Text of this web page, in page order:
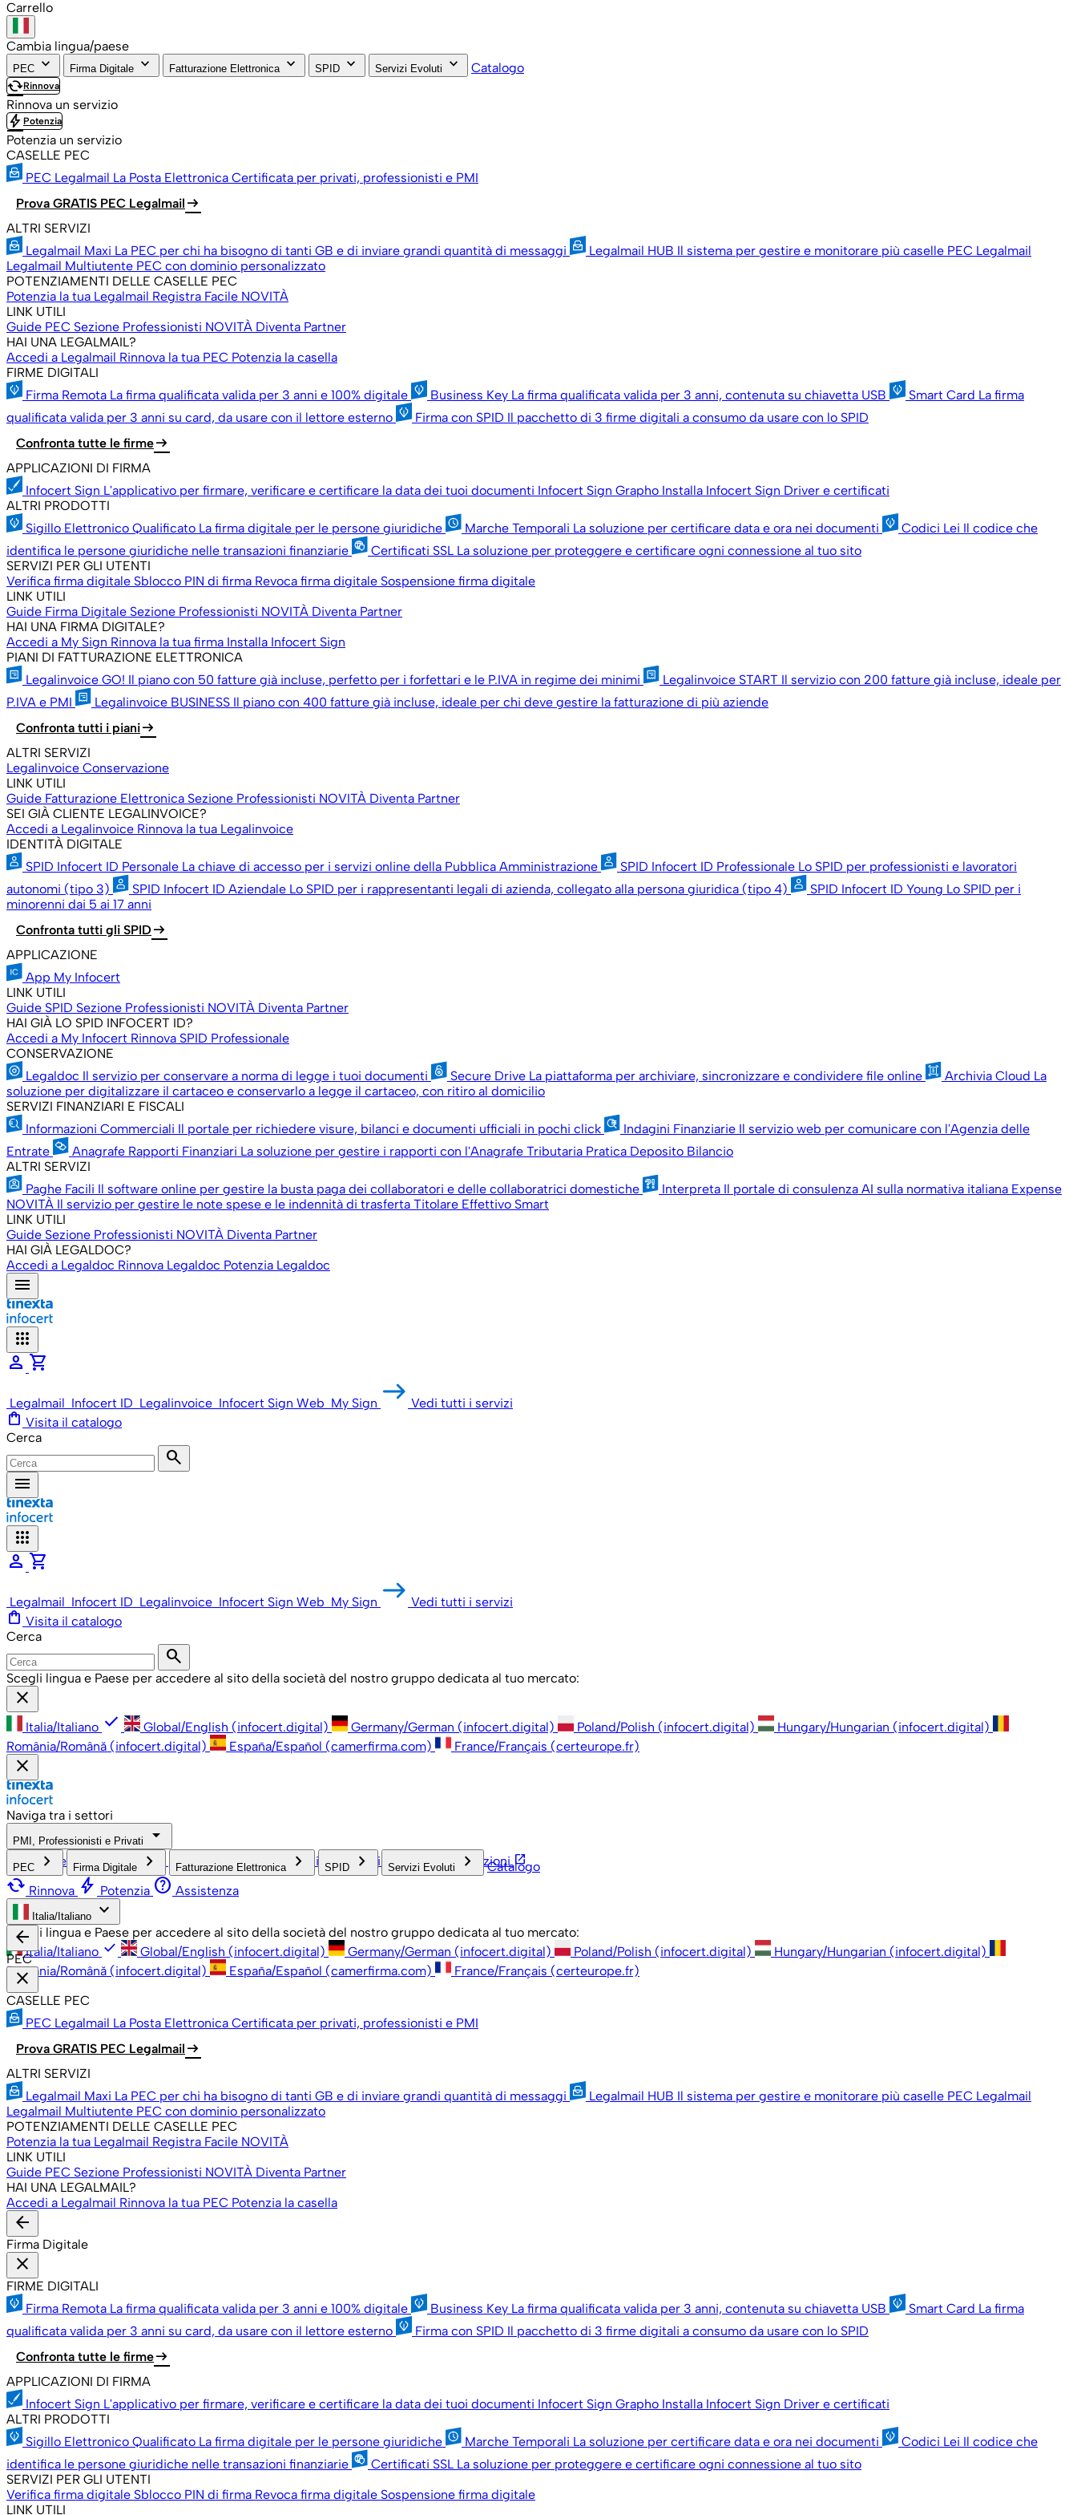
Carrello
Cambia lingua/paese
PEC keyboard_arrow_down Firma Digitale keyboard_arrow_down Fatturazione Elettronica keyboard_arrow_down SPID keyboard_arrow_down Servizi Evoluti keyboard_arrow_down Catalogo
cachedRinnova
Rinnova un servizio
bolt Potenzia
Potenzia un servizio
CASELLE PEC
PEC Legalmail La Posta Elettronica Certificata per privati, professionisti e PMI
Prova GRATIS PEC Legalmail arrow_right_alt
ALTRI SERVIZI
Legalmail Maxi La PEC per chi ha bisogno di tanti GB e di inviare grandi quantità di messaggi Legalmail HUB Il sistema per gestire e monitorare più caselle PEC Legalmail
Legalmail Multiutente PEC con dominio personalizzato
POTENZIAMENTI DELLE CASELLE PEC
Potenzia la tua Legalmail Registra Facile NOVITÀ
LINK UTILI
Guide PEC Sezione Professionisti NOVITÀ Diventa Partner
HAI UNA LEGALMAIL?
Accedi a Legalmail Rinnova la tua PEC Potenzia la casella
FIRME DIGITALI
Firma Remota La firma qualificata valida per 3 anni e 100% digitale Business Key La firma qualificata valida per 3 anni, contenuta su chiavetta USB Smart Card La firma
qualificata valida per 3 anni su card, da usare con il lettore esterno
Firma con SPID Il pacchetto di 3 firme digitali a consumo da usare con lo SPID
Confronta tutte le firmearrow_right_alt
APPLICAZIONI DI FIRMA
Infocert Sign L'applicativo per firmare, verificare e certificare la data dei tuoi documenti Infocert Sign Grapho Installa Infocert Sign Driver e certificati
ALTRI PRODOTTI
Sigillo Elettronico Qualificato La firma digitale per le persone giuridiche Marche Temporali La soluzione per certificare data e ora nei documenti Codici Lei Il codice che
identifica le persone giuridiche nelle transazioni finanziarie
Certificati SSL La soluzione per proteggere e certificare ogni connessione al tuo sito
SERVIZI PER GLI UTENTI
Verifica firma digitale Sblocco PIN di firma Revoca firma digitale Sospensione firma digitale
LINK UTILI
Guide Firma Digitale Sezione Professionisti NOVITÀ Diventa Partner
HAI UNA FIRMA DIGITALE?
Accedi a My Sign Rinnova la tua firma Installa Infocert Sign
PIANI DI FATTURAZIONE ELETTRONICA
Legalinvoice GO! Il piano con 50 fatture già incluse, perfetto per i forfettari e le P.IVA in regime dei minimi Legalinvoice START Il servizio con 200 fatture già incluse, ideale per
P.IVA e PMI
Legalinvoice BUSINESS Il piano con 400 fatture già incluse, ideale per chi deve gestire la fatturazione di più aziende
Confronta tutti i pianiarrow_right_alt
ALTRI SERVIZI
Legalinvoice Conservazione
LINK UTILI
Guide Fatturazione Elettronica Sezione Professionisti NOVITÀ Diventa Partner
SEI GIÀ CLIENTE LEGALINVOICE?
Accedi a Legalinvoice Rinnova la tua Legalinvoice
IDENTITÀ DIGITALE
SPID Infocert ID Personale La chiave di accesso per i servizi online della Pubblica Amministrazione SPID Infocert ID Professionale Lo SPID per professionisti e lavoratori
autonomi (tipo 3)
SPID Infocert ID Aziendale Lo SPID per i rappresentanti legali di azienda, collegato alla persona giuridica (tipo 4) SPID Infocert ID Young Lo SPID per i
minorenni dai 5 ai 17 anni
Confronta tutti gli SPID arrow_right_alt
APPLICAZIONE
App My Infocert
LINK UTILI
Guide SPID Sezione Professionisti NOVITÀ Diventa Partner
HAI GIÀ LO SPID INFOCERT ID?
Accedi a My Infocert Rinnova SPID Professionale
CONSERVAZIONE
Legaldoc Il servizio per conservare a norma di legge i tuoi documenti Secure Drive La piattaforma per archiviare, sincronizzare e condividere file online Archivia Cloud La
soluzione per digitalizzare il cartaceo e conservarlo a legge il cartaceo, con ritiro al domicilio
SERVIZI FINANZIARI E FISCALI
Informazioni Commerciali Il portale per richiedere visure, bilanci e documenti ufficiali in pochi click Indagini Finanziarie Il servizio web per comunicare con l'Agenzia delle
Entrate
Anagrafe Rapporti Finanziari La soluzione per gestire i rapporti con l'Anagrafe Tributaria Pratica Deposito Bilancio
ALTRI SERVIZI
Paghe Facili Il software online per gestire la busta paga dei collaboratori e delle collaboratrici domestiche Interpreta Il portale di consulenza AI sulla normativa italiana Expense
NOVITÀ Il servizio per gestire le note spese e le indennità di trasferta Titolare Effettivo Smart
LINK UTILI
Guide Sezione Professionisti NOVITÀ Diventa Partner
HAI GIÀ LEGALDOC?
Accedi a Legaldoc Rinnova Legaldoc Potenzia Legaldoc
menu
apps
person shopping_cart
Legalmail Infocert ID Legalinvoice Infocert Sign Web My Sign Vedi tutti i servizi
shopping_bag Visita il catalogo
Cerca
search
menu
apps
person shopping_cart
Legalmail Infocert ID Legalinvoice Infocert Sign Web My Sign Vedi tutti i servizi
shopping_bag Visita il catalogo
Cerca
search
Scegli lingua e Paese per accedere al sito della società del nostro gruppo dedicata al tuo mercato:
close
Italia/Italiano check Global/English (infocert.digital) Germany/German (infocert.digital) Poland/Polish (infocert.digital)
Hungary/Hungarian (infocert.digital)
România/Română (infocert.digital)
España/Español (camerfirma.com) France/Français (certeurope.fr)
close
Naviga tra i settori
PMI, Professionisti e Privati arrow_drop_down
PMI, Professionisti e Privati check Grandi Aziende Pubblica Amministrazione Associazioni open_in_new
PEC keyboard_arrow_right Firma Digitale keyboard_arrow_right Fatturazione Elettronica keyboard_arrow_right SPID keyboard_arrow_right Servizi Evoluti keyboard_arrow_right Catalogo
cached Rinnova bolt Potenzia help Assistenza
Italia/Italiano keyboard_arrow_down
Scegli lingua e Paese per accedere al sito della società del nostro gruppo dedicata al tuo mercato:
Italia/Italiano check Global/English (infocert.digital) Germany/German (infocert.digital) Poland/Polish (infocert.digital)
Hungary/Hungarian (infocert.digital)
România/Română (infocert.digital)
España/Español (camerfirma.com) France/Français (certeurope.fr)
arrow_back
PEC
close
CASELLE PEC
PEC Legalmail La Posta Elettronica Certificata per privati, professionisti e PMI
Prova GRATIS PEC Legalmail arrow_right_alt
ALTRI SERVIZI
Legalmail Maxi La PEC per chi ha bisogno di tanti GB e di inviare grandi quantità di messaggi Legalmail HUB Il sistema per gestire e monitorare più caselle PEC Legalmail
Legalmail Multiutente PEC con dominio personalizzato
POTENZIAMENTI DELLE CASELLE PEC
Potenzia la tua Legalmail Registra Facile NOVITÀ
LINK UTILI
Guide PEC Sezione Professionisti NOVITÀ Diventa Partner
HAI UNA LEGALMAIL?
Accedi a Legalmail Rinnova la tua PEC Potenzia la casella
arrow_back
Firma Digitale
close
FIRME DIGITALI
Firma Remota La firma qualificata valida per 3 anni e 100% digitale Business Key La firma qualificata valida per 3 anni, contenuta su chiavetta USB Smart Card La firma
qualificata valida per 3 anni su card, da usare con il lettore esterno
Firma con SPID Il pacchetto di 3 firme digitali a consumo da usare con lo SPID
Confronta tutte le firmearrow_right_alt
APPLICAZIONI DI FIRMA
Infocert Sign L'applicativo per firmare, verificare e certificare la data dei tuoi documenti Infocert Sign Grapho Installa Infocert Sign Driver e certificati
ALTRI PRODOTTI
Sigillo Elettronico Qualificato La firma digitale per le persone giuridiche Marche Temporali La soluzione per certificare data e ora nei documenti Codici Lei Il codice che
identifica le persone giuridiche nelle transazioni finanziarie
Certificati SSL La soluzione per proteggere e certificare ogni connessione al tuo sito
SERVIZI PER GLI UTENTI
Verifica firma digitale Sblocco PIN di firma Revoca firma digitale Sospensione firma digitale
LINK UTILI